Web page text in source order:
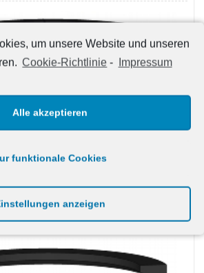
um unsere Website und unseren
Cookie-Richtlinie - Impressum
Alle akzeptieren
funktionale Cookies
anzeigen